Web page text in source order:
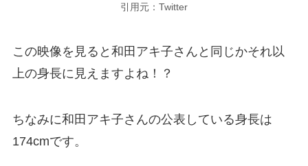
引用元：Twitter
この映像を見ると和田アキ子さんと同じかそれ以
上の身長に見えますよね！？
ちなみに和田アキ子さんの公表している身長は
174cmです。